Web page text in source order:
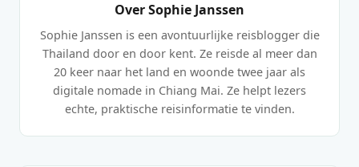
Over Sophie Janssen
Sophie Janssen is een avontuurlijke reisblogger die
Thailand door en door kent. Ze reisde al meer dan
20 keer naar het land en woonde twee jaar als
digitale nomade in Chiang Mai. Ze helpt lezers
echte, praktische reisinformatie te vinden.